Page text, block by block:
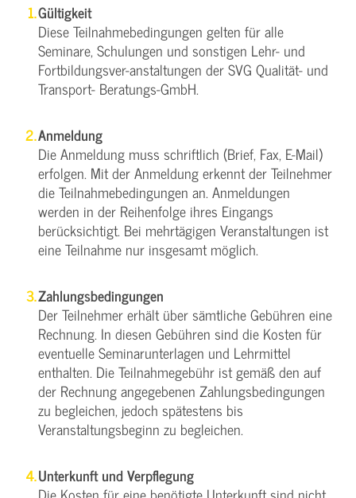
Gültigkeit
Diese Teilnahmebedingungen gelten für alle
Seminare, Schulungen und sonstigen Lehr- und
Fortbildungsver-anstaltungen der SVG Qualität- und
Transport- Beratungs-GmbH.
Anmeldung
Die Anmeldung muss schriftlich (Brief, Fax, E-Mail)
erfolgen. Mit der Anmeldung erkennt der Teilnehmer
die Teilnahmebedingungen an. Anmeldungen
werden in der Reihenfolge ihres Eingangs
berücksichtigt. Bei mehrtägigen Veranstaltungen ist
eine Teilnahme nur insgesamt möglich.
Zahlungsbedingungen
Der Teilnehmer erhält über sämtliche Gebühren eine
Rechnung. In diesen Gebühren sind die Kosten für
eventuelle Seminarunterlagen und Lehrmittel
enthalten. Die Teilnahmegebühr ist gemäß den auf
der Rechnung angegebenen Zahlungsbedingungen
zu begleichen, jedoch spätestens bis
Veranstaltungsbeginn zu begleichen.
Unterkunft und Verpflegung